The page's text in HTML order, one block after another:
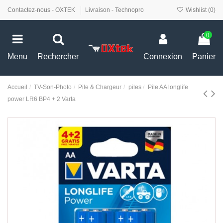
Contactez-nous - OXTEK Livraison - Technopro Wishlist (0)
Menu Rechercher Connexion
0
Panier
Accueil TV-Son-Photo Pile & Chargeur piles
Pile AA longlife
power LR6 BP4 + 2 Varta